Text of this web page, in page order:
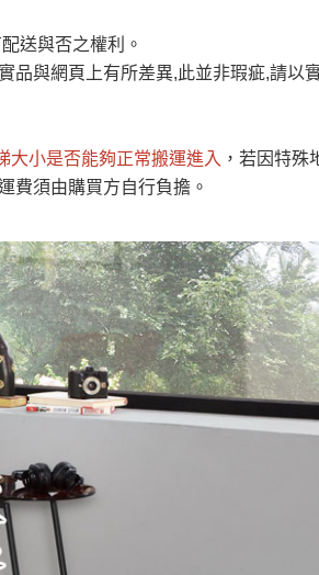
送與否之權利。
品與網頁上有所差異,此並非瑕疵,請以
大小是否能夠正常搬運進入 ，若因特殊
費須由購買方自行負擔。
復興鄉
峨眉鄉、五峰鄉、橫山、北埔鄉、尖
鄉、寶山鄉山區、新埔山區、芎林山區
關西 玉山里
無
雙溪、貢寮、烏來、平溪、九份、石
石碇、坪林、福隆、淡水山區、北投湖
電或到「官方Line客服」來信確
訂單。
Mail與您聯絡
運送規章)。
)、樓梯太小、無法搬運上樓等因
吊掛方式吊運，費用將由買方自
定時間送達，司機當天到貨前皆
排列 只顯示附上圖片